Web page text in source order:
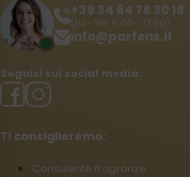
+39 34 64 78 30 18
(Lu - Ve: 9:00 - 17:00)
info@parfens.it
Seguici sui social media:
Ti consiglieremo:
Consulente fragranze